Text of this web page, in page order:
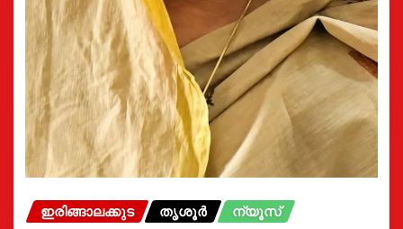
ഇരിങ്ങാലക്കുട തൃശൂർ ന്യൂസ്